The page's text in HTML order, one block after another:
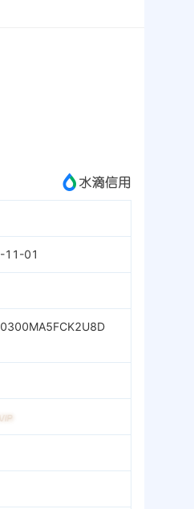
成为vip查看
11-01